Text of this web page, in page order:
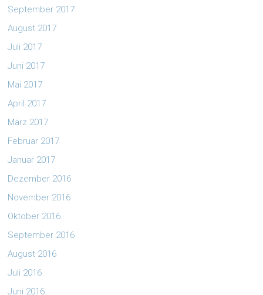
September 2017
August 2017
Juli 2017
Juni 2017
Mai 2017
April 2017
März 2017
Februar 2017
Januar 2017
Dezember 2016
November 2016
Oktober 2016
September 2016
August 2016
Juli 2016
Juni 2016